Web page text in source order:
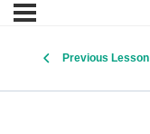
Previous Lesson